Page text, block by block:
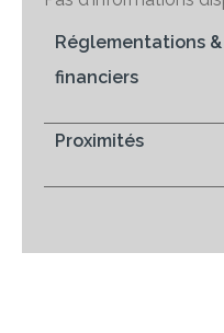
Réglementations
financiers
Proximités